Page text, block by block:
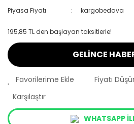
Piyasa Fiyatı
kargobedava
195,85 TL den başlayan taksitlerle!
GELİNCE
Fiyatı
Karşılaştır
WHATSAPP